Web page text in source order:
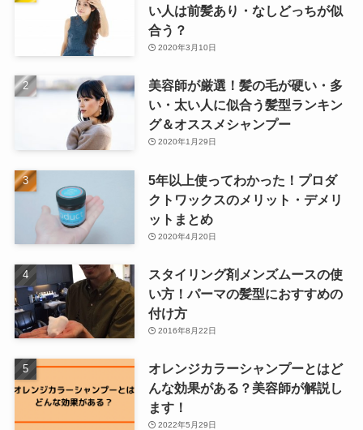
い人は前髪あり・なしどっちが似
合う？
2020年3月10日
美容師が厳選！髪の毛が硬い・多
い・太い人に似合う髪型ランキン
グ＆オススメシャンプー
2020年1月29日
5年以上使ってわかった！プロダ
クトワックスのメリット・デメリ
ットまとめ
2020年4月20日
スタイリング剤メンズムースの使
い方！パーマの髪型におすすめの
付け方
2016年8月22日
オレンジカラーシャンプーとはど
んな効果がある？美容師が解説し
ます！
2022年5月29日